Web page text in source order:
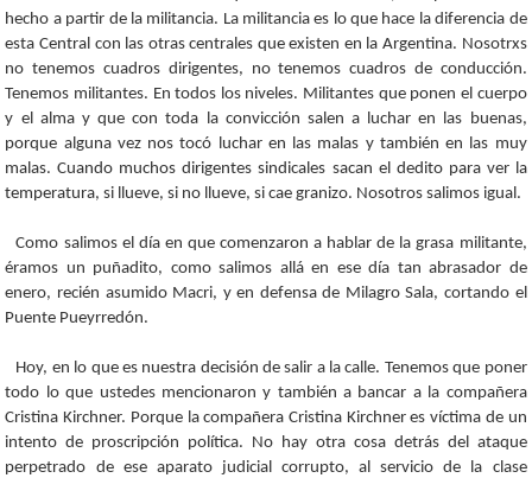
hecho a partir de la militancia. La militancia es lo que hace la diferencia de
esta Central con las otras centrales que existen en la Argentina. Nosotrxs
no tenemos cuadros dirigentes, no tenemos cuadros de conducción.
Tenemos militantes. En todos los niveles. Militantes que ponen el cuerpo
y el alma y que con toda la convicción salen a luchar en las buenas,
porque alguna vez nos tocó luchar en las malas y también en las muy
malas. Cuando muchos dirigentes sindicales sacan el dedito para ver la
temperatura, si llueve, si no llueve, si cae granizo. Nosotros salimos igual.
Como salimos el día en que comenzaron a hablar de la grasa militante,
éramos un puñadito, como salimos allá en ese día tan abrasador de
enero, recién asumido Macri, y en defensa de Milagro Sala, cortando el
Puente Pueyrredón.
Hoy, en lo que es nuestra decisión de salir a la calle. Tenemos que poner
todo lo que ustedes mencionaron y también a bancar a la compañera
Cristina Kirchner. Porque la compañera Cristina Kirchner es víctima de un
intento de proscripción política. No hay otra cosa detrás del ataque
perpetrado de ese aparato judicial corrupto, al servicio de la clase